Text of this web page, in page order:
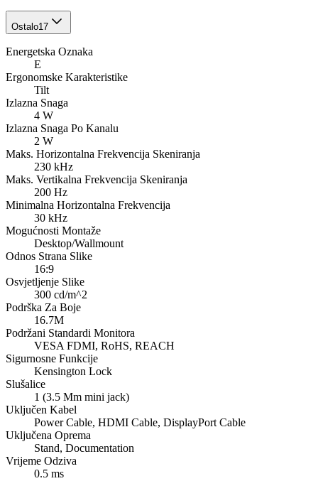
Ostalo17
Energetska Oznaka
E
Ergonomske Karakteristike
Tilt
Izlazna Snaga
4 W
Izlazna Snaga Po Kanalu
2 W
Maks. Horizontalna Frekvencija Skeniranja
230 kHz
Maks. Vertikalna Frekvencija Skeniranja
200 Hz
Minimalna Horizontalna Frekvencija
30 kHz
Mogućnosti Montaže
Desktop/Wallmount
Odnos Strana Slike
16:9
Osvjetljenje Slike
300 cd/m^2
Podrška Za Boje
16.7M
Podržani Standardi Monitora
VESA FDMI, RoHS, REACH
Sigurnosne Funkcije
Kensington Lock
Slušalice
1 (3.5 Mm mini jack)
Uključen Kabel
Power Cable, HDMI Cable, DisplayPort Cable
Uključena Oprema
Stand, Documentation
Vrijeme Odziva
0.5 ms